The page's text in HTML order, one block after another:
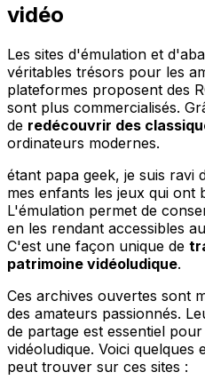
vidéo
Les sites d'émulation et
véritables trésors pour les
plateformes proposent des
sont plus commercialisés.
de redécouvrir des
ordinateurs modernes.
étant papa geek, je suis ravi
mes enfants les jeux qui ont
L'émulation permet de
en les rendant accessibles
C'est une façon unique de
patrimoine vidéoludique.
Ces archives ouvertes sont
des amateurs passionnés.
de partage est essentiel
vidéoludique. Voici quelques
peut trouver sur ces sites :